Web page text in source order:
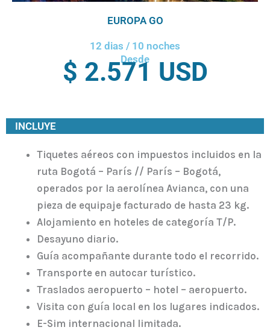
EUROPA GO
12 dias / 10 noches
Desde
$ 2.571 USD
INCLUYE
Tiquetes aéreos con impuestos incluidos en la
ruta Bogotá – París // París – Bogotá,
operados por la aerolínea Avianca, con una
pieza de equipaje facturado de hasta 23 kg.
Alojamiento en hoteles de categoría T/P.
Desayuno diario.
Guía acompañante durante todo el recorrido.
Transporte en autocar turístico.
Traslados aeropuerto – hotel – aeropuerto.
Visita con guía local en los lugares indicados.
E-Sim internacional limitada.